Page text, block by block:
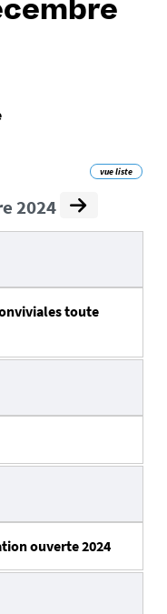
vue liste
2024
toute
ouverte 2024